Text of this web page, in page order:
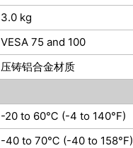
3.0 kg
VESA 75 and 100
压铸铝合金材质
-20 to 60℃ (-4 to 140°F)
-40 to 70℃ (-40 to 158°F)